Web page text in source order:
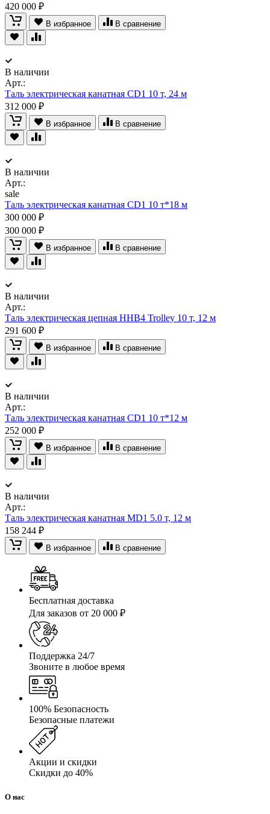
420 000 ₽
В избранное В сравнение
В наличии
Арт.:
Таль электрическая канатная CD1 10 т, 24 м
312 000 ₽
В избранное В сравнение
В наличии
Арт.:
sale
Таль электрическая канатная CD1 10 т*18 м
300 000 ₽
300 000 ₽
В избранное В сравнение
В наличии
Арт.:
Таль электрическая цепная ННВ4 Trolley 10 т, 12 м
291 600 ₽
В избранное В сравнение
В наличии
Арт.:
Таль электрическая канатная CD1 10 т*12 м
252 000 ₽
В избранное В сравнение
В наличии
Арт.:
Таль электрическая канатная MD1 5.0 т, 12 м
158 244 ₽
В избранное В сравнение
Бесплатная доставка
Для заказов от 20 000 ₽
Поддержка 24/7
Звоните в любое время
100% Безопасность
Безопасные платежи
Акции и скидки
Скидки до 40%
О нас